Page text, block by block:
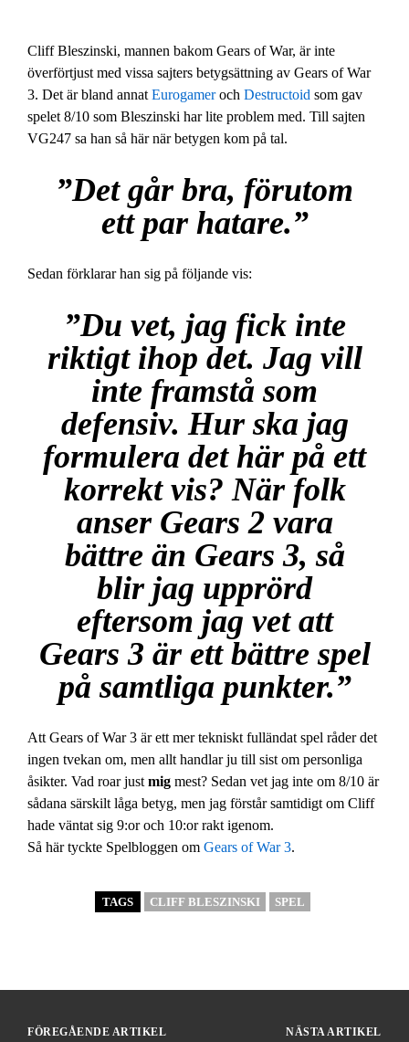
Cliff Bleszinski, mannen bakom Gears of War, är inte
överförtjust med vissa sajters betygsättning av Gears of War
3. Det är bland annat Eurogameroch Destructoid som gav
spelet 8/10 som Bleszinski har lite problem med. Till sajten
VG247 sa han så här när betygen kom på tal.
”Det går bra, förutom
ett par hatare.”
Sedan förklarar han sig på följande vis:
”Du vet, jag fick inte
riktigt ihop det. Jag vill
inte framstå som
defensiv. Hur ska jag
formulera det här på ett
korrekt vis? När folk
anser Gears 2 vara
bättre än Gears 3, så
blir jag upprörd
eftersom jag vet att
Gears 3 är ett bättre spel
på samtliga punkter.”
Att Gears of War 3 är ett mer tekniskt fulländat spel råder det
ingen tvekan om, men allt handlar ju till sist om personliga
åsikter. Vad roar just mig mest? Sedan vet jag inte om 8/10 är
sådana särskilt låga betyg, men jag förstår samtidigt om Cliff
hade väntat sig 9:or och 10:or rakt igenom.
Så här tyckte Spelbloggen om Gears of War 3.
TAGS CLIFF BLESZINSKI SPEL
FÖREGÅENDE ARTIKEL NÄSTA ARTIKEL